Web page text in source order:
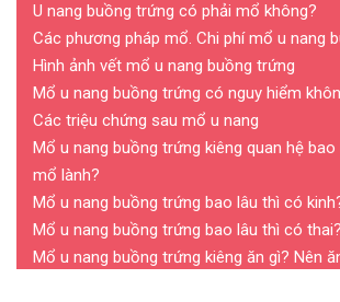
U nang buồng trứng có phải mổ không?
Các phương pháp mổ. Chi phí mổ u nang
Hình ảnh vết mổ u nang buồng trứng
Mổ u nang buồng trứng có nguy hiểm
Các triệu chứng sau mổ u nang
Mổ u nang buồng trứng kiêng quan hệ
mổ lành?
Mổ u nang buồng trứng bao lâu thì có
Mổ u nang buồng trứng bao lâu thì có thai?
Mổ u nang buồng trứng kiêng ăn gì? Nên